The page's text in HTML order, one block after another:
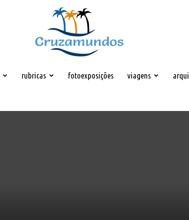
rubricas fotoexposições viagens